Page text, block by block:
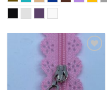
Auf die
Wunschliste